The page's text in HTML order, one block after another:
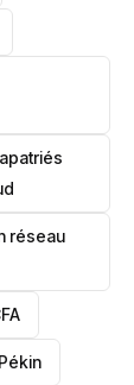
réseau
Pékin